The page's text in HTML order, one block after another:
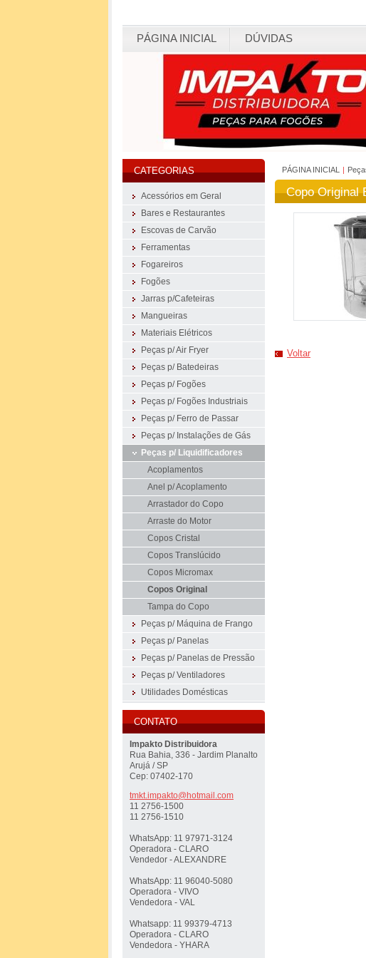
PÁGINA INICIAL DÚVIDAS
PÁGINA INICIAL |
Copo Original
Voltar
CATEGORIAS
Acessórios em Geral
Bares e Restaurantes
Escovas de Carvão
Ferramentas
Fogareiros
Fogões
Jarras p/Cafeteiras
Mangueiras
Materiais Elétricos
Peças p/ Air Fryer
Peças p/ Batedeiras
Peças p/ Fogões
Peças p/ Fogões Industriais
Peças p/ Ferro de Passar
Peças p/ Instalações de Gás
Peças p/ Liquidificadores
Acoplamentos
Anel p/ Acoplamento
Arrastador do Copo
Arraste do Motor
Copos Cristal
Copos Translúcido
Copos Micromax
Copos Original
Tampa do Copo
Peças p/ Máquina de Frango
Peças p/ Panelas
Peças p/ Panelas de Pressão
Peças p/ Ventiladores
Utilidades Domésticas
CONTATO
Impakto Distribuidora
Rua Bahia, 336 - Jardim Planalto
Arujá / SP
Cep: 07402-170
tmkt.impakto@hotmail.com
11 2756-1500
11 2756-1510
WhatsApp: 11 97971-3124
Operadora - CLARO
Vendedor - ALEXANDRE
WhatsApp: 11 96040-5080
Operadora - VIVO
Vendedora - VAL
Whatsapp: 11 99379-4713
Operadora - CLARO
Vendedora - YHARA